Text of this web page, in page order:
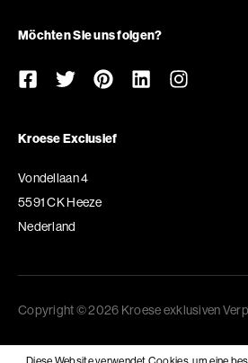
Möchten Sie uns folgen?
Kroese Exclusief
Vondellaan 4
5591 CK Heeze
Nederland
Copyright © 2026 Kroese exklusiven